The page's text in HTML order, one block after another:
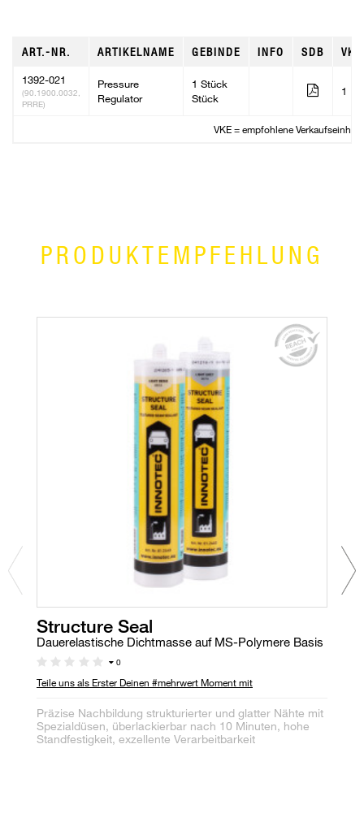
ART.-NR. ARTIKELNAME GEBINDE INFO SDB VKE
1392-021
(90.1900.0032,
PRRE)
Pressure
Regulator
1 Stück
Stück
1
VKE = empfohlene Verkaufseinheit
PRODUKTEMPFEHLUNG
Structure Seal
Dauerelastische Dichtmasse auf MS-Polymere Basis
0
Teile uns als Erster Deinen #mehrwert Moment mit
Präzise Nachbildung strukturierter und glatter Nähte mit
Spezialdüsen, überlackierbar nach 10 Minuten, hohe
Standfestigkeit, exzellente Verarbeitbarkeit